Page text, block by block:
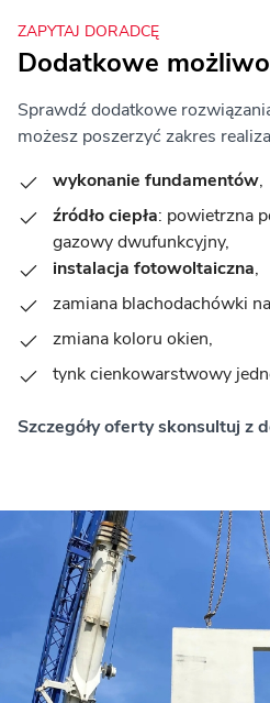
ZAPYTAJ DORADCĘ
Dodatkowe
Sprawdź dodatkowe
możesz poszerzyć zakres
wykonanie fundamentów,
źródło ciepła: powietrzna
gazowy dwufunkcyjny,
instalacja fotowoltaiczna,
zamiana blachodachówki
zmiana koloru okien,
tynk cienkowarstwowy
Szczegóły oferty skonsultuj z